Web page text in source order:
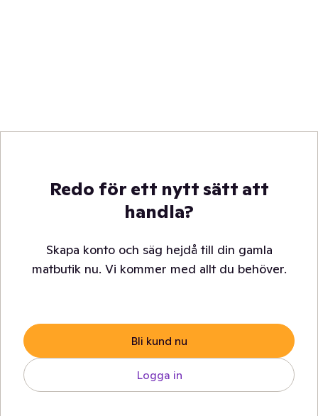
Redo för ett nytt sätt att
handla?
Skapa konto och säg hejdå till din gamla
matbutik nu. Vi kommer med allt du behöver.
Bli kund nu
Logga in